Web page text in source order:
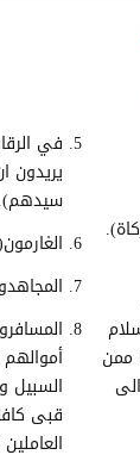
ممن
في
يريدون
سيدهم).
السبيل
قبى